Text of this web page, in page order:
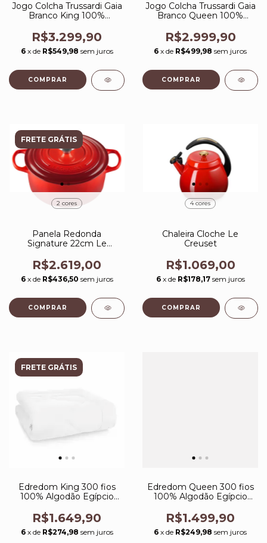
Jogo Colcha Trussardi Gaia
Branco King 100%
R$3.299,90
6 x de R$549,98 sem juros
Jogo Colcha Trussardi Gaia
Branco Queen 100%
R$2.999,90
6 x de R$499,98 sem juros
FRETE GRÁTIS
2 cores
Panela Redonda
Signature 22cm Le
R$2.619,00
6 x de R$436,50 sem juros
COMPRAR
4 cores
Chaleira Cloche Le
Creuset
R$1.069,00
6 x de R$178,17 sem juros
COMPRAR
FRETE GRÁTIS
Edredom King 300 fios
100% Algodão Egípcio
R$1.649,90
6 x de R$274,98 sem juros
Edredom Queen 300 fios
100% Algodão Egípcio
R$1.499,90
6 x de R$249,98 sem juros